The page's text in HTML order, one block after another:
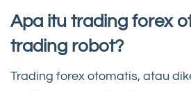
Apa itu trading forex
trading robot?
Trading forex otomatis, atau